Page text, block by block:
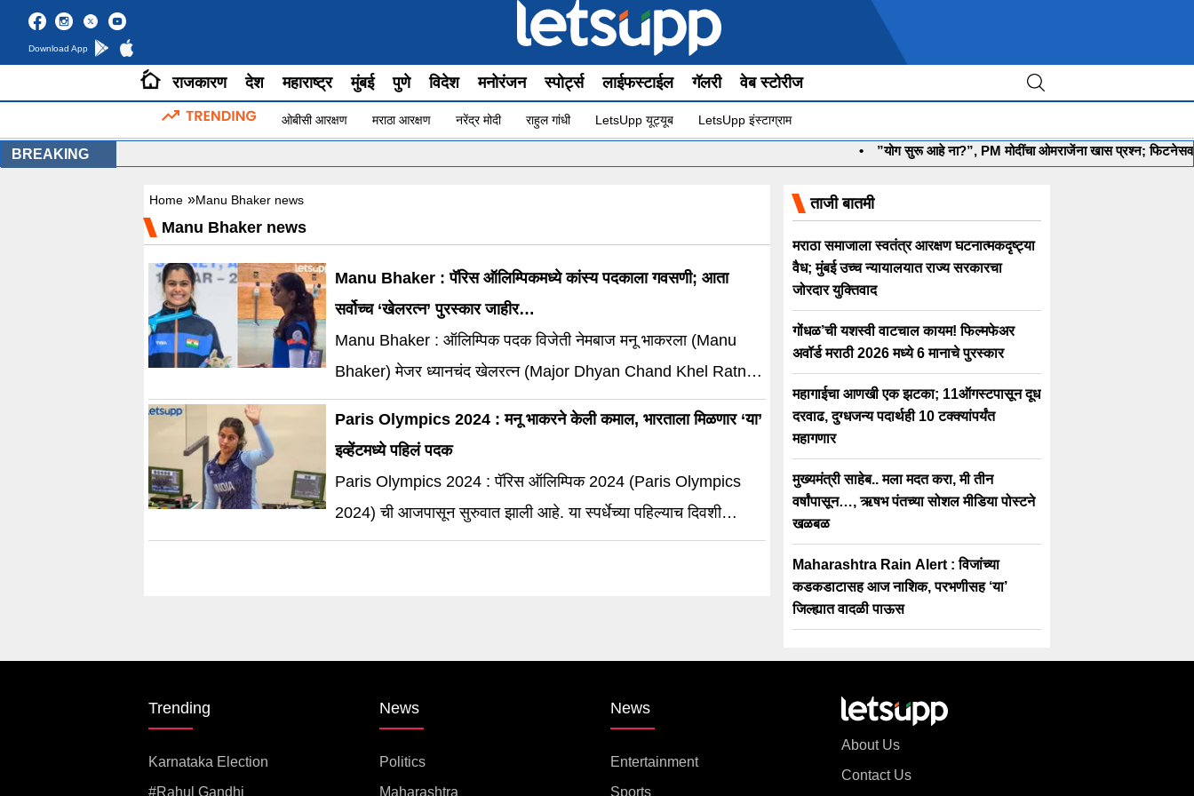
Download App
राजकारण देश महाराष्ट्र मुंबई पुणे विदेश मनोरंजन स्पोर्ट्स लाईफस्टाईल गॅलरी वेब स्टोरीज
ओबीसी आरक्षण मराठा आरक्षण नरेंद्र मोदी राहुल गांधी LetsUpp यूट्यूब LetsUpp इंस्टाग्राम
BREAKING ”योग सुरू आहे ना?”, PM मोदींचा ओमराजेंना खास प्रश्न; फिटनेसवर
Home »Manu Bhaker news
Manu Bhaker news
Manu Bhaker : पॅरिस ऑलिम्पिकमध्ये कांस्य पदकाला गवसणी; आता
सर्वोच्च ‘खेलरत्न’ पुरस्कार जाहीर…
Manu Bhaker : ऑलिम्पिक पदक विजेती नेमबाज मनू भाकरला (Manu
Bhaker) मेजर ध्यानचंद खेलरत्न (Major Dhyan Chand Khel Ratna)
पुरस्कार जाहीर झाला.
Paris Olympics 2024 : मनू भाकरने केली कमाल, भारताला मिळणार ‘या’
इव्हेंटमध्ये पहिलं पदक
Paris Olympics 2024 : पॅरिस ऑलिम्पिक 2024 (Paris Olympics
2024) ची आजपासून सुरुवात झाली आहे. या स्पर्धेच्या पहिल्याच दिवशी
भारतासाठी एक
ताजी बातमी
मराठा समाजाला स्वतंत्र आरक्षण घटनात्मकदृष्ट्या
वैध; मुंबई उच्च न्यायालयात राज्य सरकारचा
जोरदार युक्तिवाद
गोंधळ’ची यशस्वी वाटचाल कायम! फिल्मफेअर
अवॉर्ड मराठी 2026 मध्ये 6 मानाचे पुरस्कार
महागाईचा आणखी एक झटका; 11ऑगस्टपासून दूध
दरवाढ, दुग्धजन्य पदार्थही 10 टक्क्यांपर्यंत
महागणार
मुख्यमंत्री साहेब.. मला मदत करा, मी तीन
वर्षांपासून…, ऋषभ पंतच्या सोशल मीडिया पोस्टने
खळबळ
Maharashtra Rain Alert : विजांच्या
कडकडाटासह आज नाशिक, परभणीसह ‘या’
जिल्ह्यात वादळी पाऊस
Trending
Karnataka Election
#rahul Gandhi
News
Politics
Maharashtra
News
Entertainment
Sports
About Us
Contact Us